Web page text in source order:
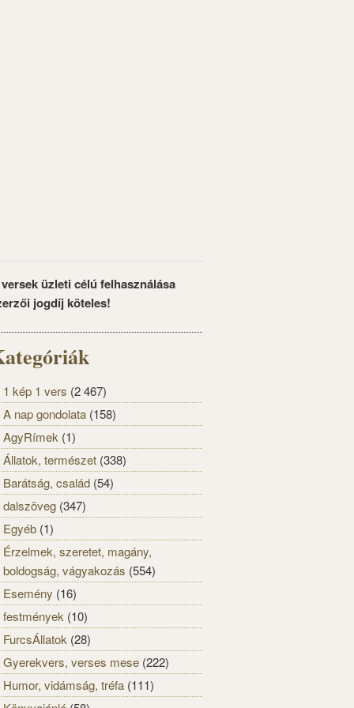
üzleti célú felhasználása
jogdíj köteles!
1 kép 1 vers (2 467)
A nap gondolata (158)
AgyRímek (1)
Állatok, természet (338)
Barátság, család (54)
dalszöveg (347)
Egyéb (1)
Érzelmek, szeretet, magány,
boldogság, vágyakozás (554)
Esemény (16)
festmények (10)
FurcsÁllatok (28)
Gyerekvers, verses mese (222)
Humor, vidámság, tréfa (111)